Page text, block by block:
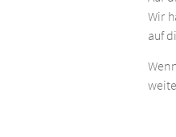
Wir
auf